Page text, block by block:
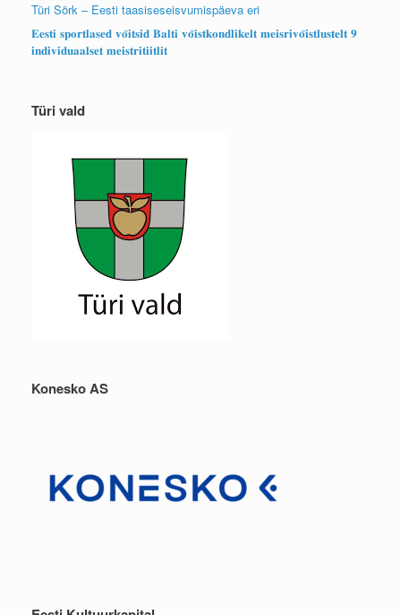
Türi Sörk – Eesti taasiseseisvumispäeva eri
𝐄𝐞𝐬𝐭𝐢 𝐬𝐩𝐨𝐫𝐭𝐥𝐚𝐬𝐞𝐝 𝐯𝐨̃𝐢𝐭𝐬𝐢𝐝 𝐁𝐚𝐥𝐭𝐢 𝐯𝐨̃𝐢𝐬𝐭𝐤𝐨𝐧𝐝𝐥𝐢𝐤𝐞𝐥𝐭 𝐦𝐞𝐢𝐬𝐫𝐢𝐯𝐨̃𝐢𝐬𝐭𝐥𝐮𝐬𝐭𝐞𝐥𝐭 𝟗
𝐢𝐧𝐝𝐢𝐯𝐢𝐝𝐮𝐚𝐚𝐥𝐬𝐞𝐭 𝐦𝐞𝐢𝐬𝐭𝐫𝐢𝐭𝐢𝐢𝐭𝐥𝐢𝐭
Türi vald
Konesko AS